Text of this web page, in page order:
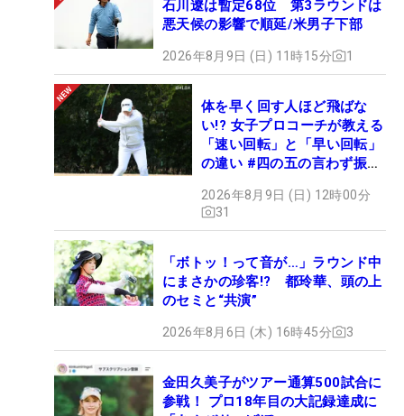
石川遼は暫定68位 第3ラウンドは
悪天候の影響で順延/米男子下部
2026年8月9日 (日) 11時15分 1
体を早く回す人ほど飛ばな
い!? 女子プロコーチが教える
「速い回転」と「早い回転」
の違い #四の五の言わず振り
2026年8月9日 (日) 12時00分
31
「ボトッ！って音が…」ラウンド中
にまさかの珍客!? 都玲華、頭の上
のセミと“共演”
2026年8月6日 (木) 16時45分 3
金田久美子がツアー通算500試合に
参戦！ プロ18年目の大記録達成に